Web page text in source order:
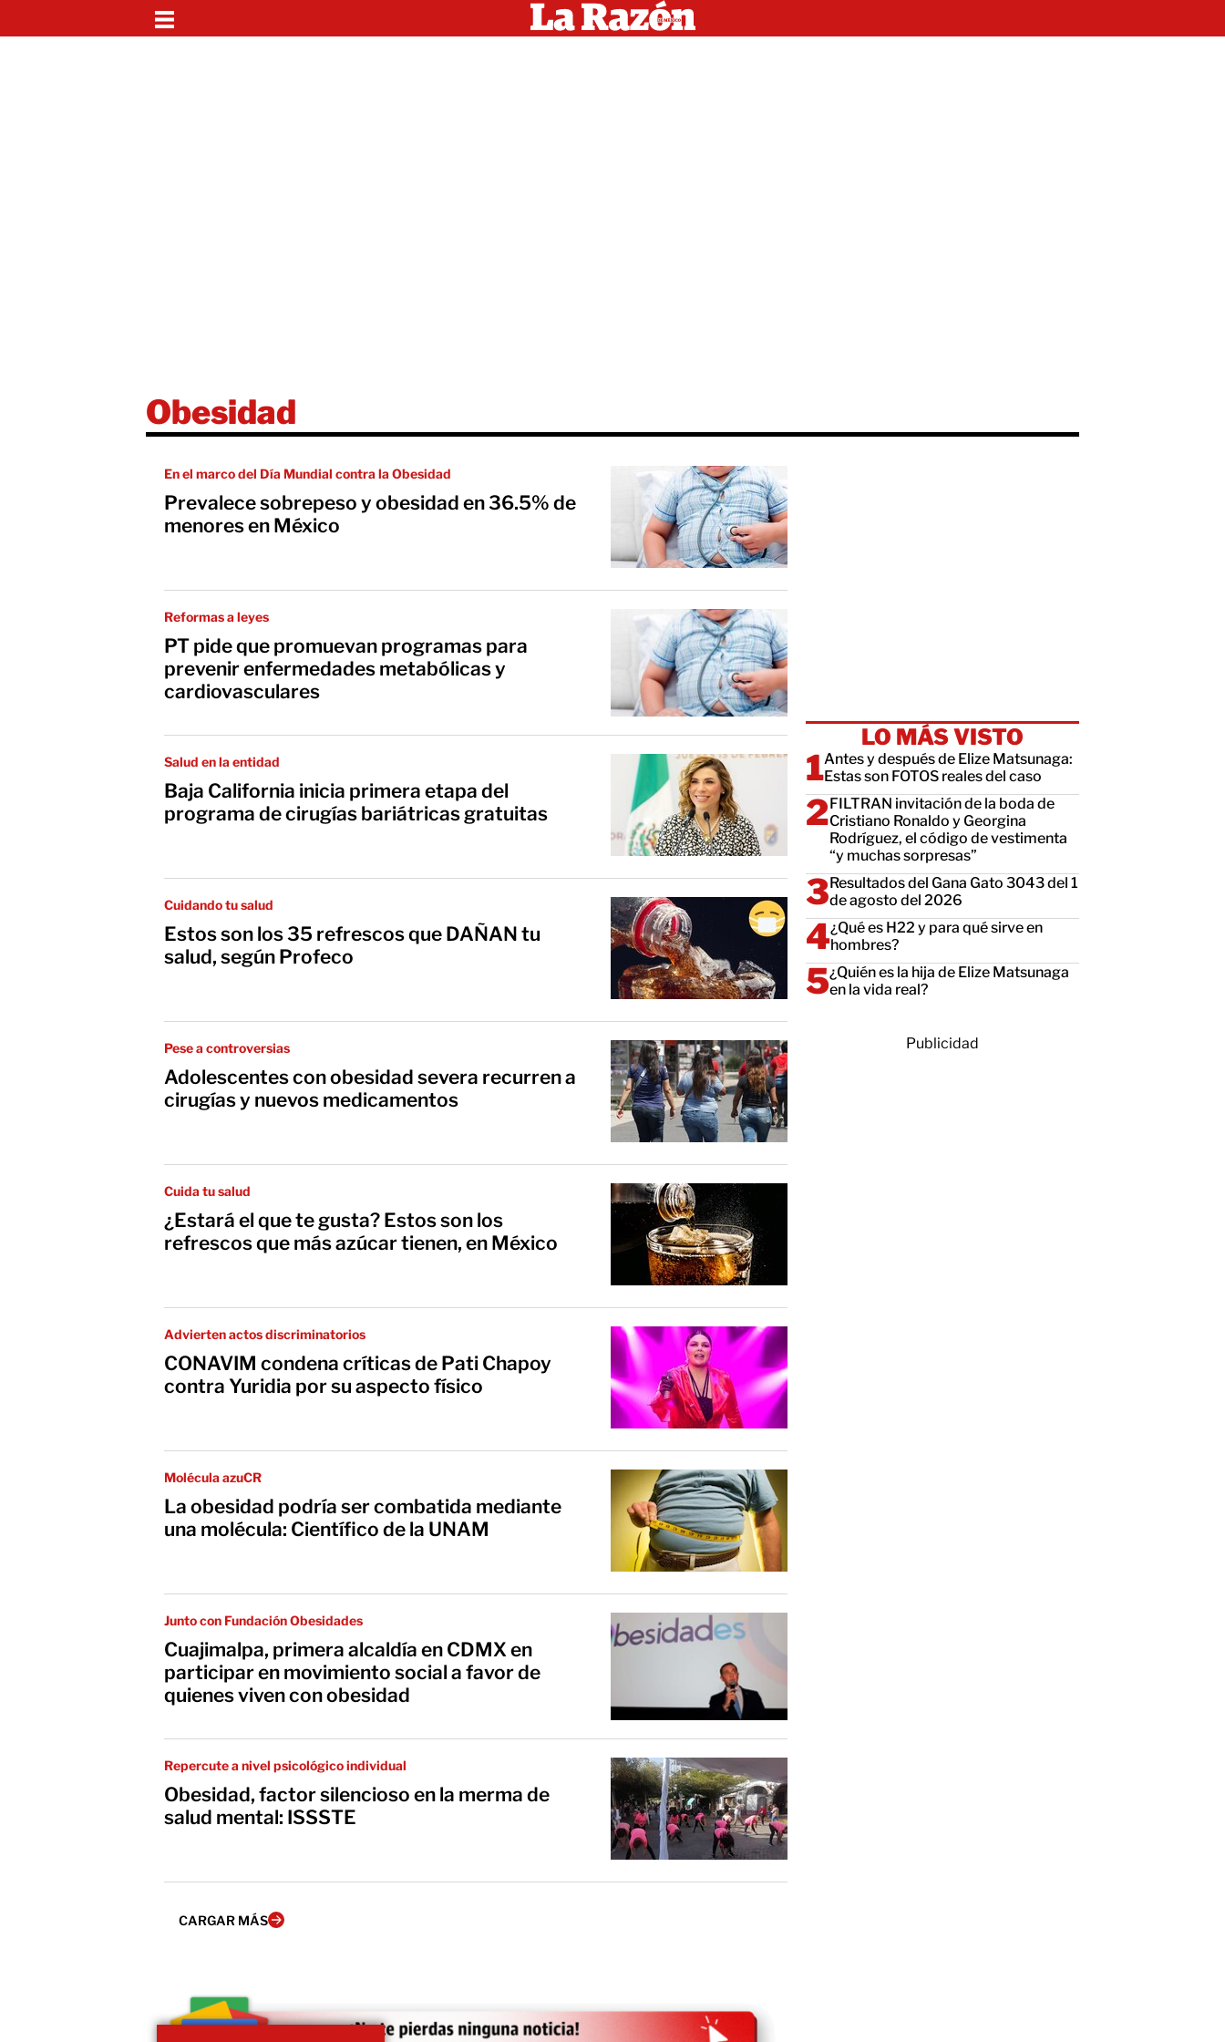
Obesidad
En el marco del Día Mundial contra la Obesidad
Prevalece sobrepeso y obesidad en 36.5% de
menores en México
Reformas a leyes
PT pide que promuevan programas para
prevenir enfermedades metabólicas y
cardiovasculares
Salud en la entidad
Baja California inicia primera etapa del
programa de cirugías bariátricas gratuitas
Cuidando tu salud
Estos son los 35 refrescos que DAÑAN tu
salud, según Profeco
Pese a controversias
Adolescentes con obesidad severa recurren a
cirugías y nuevos medicamentos
Cuida tu salud
¿Estará el que te gusta? Estos son los
refrescos que más azúcar tienen, en México
Advierten actos discriminatorios
CONAVIM condena críticas de Pati Chapoy
contra Yuridia por su aspecto físico
Molécula azuCR
La obesidad podría ser combatida mediante
una molécula: Científico de la UNAM
Junto con Fundación Obesidades
Cuajimalpa, primera alcaldía en CDMX en
participar en movimiento social a favor de
quienes viven con obesidad
Repercute a nivel psicológico individual
Obesidad, factor silencioso en la merma de
salud mental: ISSSTE
CARGAR MÁS
LO MÁS VISTO
Antes y después de Elize Matsunaga:
Estas son FOTOS reales del caso
FILTRAN invitación de la boda de
Cristiano Ronaldo y Georgina
Rodríguez, el código de vestimenta
“y muchas sorpresas”
Resultados del Gana Gato 3043 del 1
de agosto del 2026
¿Qué es H22 y para qué sirve en
hombres?
¿Quién es la hija de Elize Matsunaga
en la vida real?
Publicidad